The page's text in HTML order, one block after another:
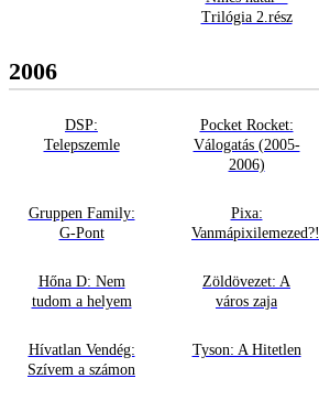
Trilógia 2.rész
2006
DSP:
Telepszemle
Pocket Rocket:
Válogatás (2005-
2006)
Gruppen Family:
G-Pont
Pixa:
Vanmápixilemezed?!
Hőna D: Nem
tudom a helyem
Zöldövezet: A
város zaja
Hívatlan Vendég:
Szívem a számon
Tyson: A Hitetlen